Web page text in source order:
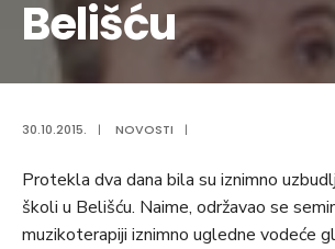
Belišću
30.10.2015. | NOVOSTI |
Protekla dva dana bila su iznimno
školi u Belišću. Naime, održavao se
muzikoterapiji iznimno ugledne vodeće